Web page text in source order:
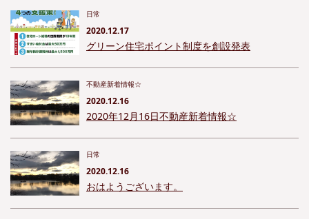
日常
2020.12.17
グリーン住宅ポイント制度を創設発表
不動産新着情報☆
2020.12.16
2020年12月16日不動産新着情報☆
日常
2020.12.16
おはようございます。